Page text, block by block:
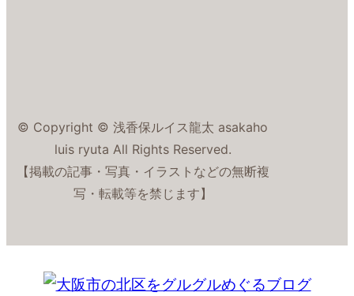
© Copyright © 浅香保ルイス龍太 asakaho
luis ryuta All Rights Reserved.
【掲載の記事・写真・イラストなどの無断複
写・転載等を禁じます】